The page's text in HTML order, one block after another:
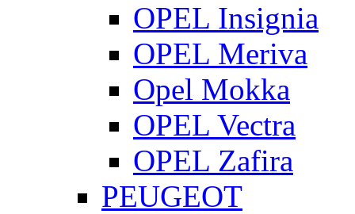
OPEL Insignia
OPEL Meriva
Opel Mokka
OPEL Vectra
OPEL Zafira
PEUGEOT